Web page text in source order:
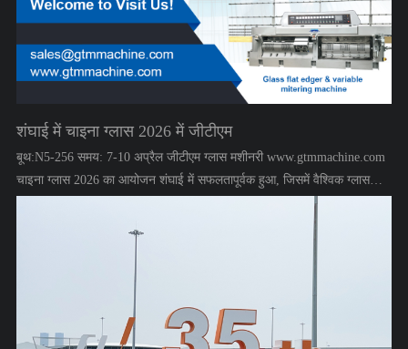
शंघाई में चाइना ग्लास 2026 में जीटीएम
बूथ:N5-256 समय: 7-10 अप्रैल जीटीएम ग्लास मशीनरी www.gtmmachine.com
चाइना ग्लास 2026 का आयोजन शंघाई में सफलतापूर्वक हुआ, जिसमें वैश्विक ग्लास
उद्योग के पेशेवरों ने भाग लिया। निर्माताओं और खरीदारों के लिए: एक पेशेवर ग्लास
मशीनरी निर्माता के रूप में, जीटीएम ने अपना मुख्य प्रदर्शनी में प्रदर्शित की जाने वाली
मशीनें, कांच प्रसंस्करण उपकरणों में हमारी क्षमता को दर्शाती हैं।